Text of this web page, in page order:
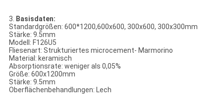
3. Basisdaten:
Standardgrößen: 600*1200,600x600, 300x600, 300x300mm
Stärke: 9.5mm
Modell: F126U5
Fliesenart: Strukturiertes microcement- Marmorino
Material: keramisch
Absorptionsrate: weniger als 0,05%
Größe: 600x1200mm
Stärke: 9.5mm
Oberflächenbehandlungen: Lech